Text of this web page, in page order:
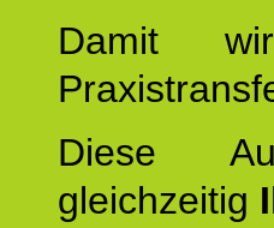
Damit
Diese
gleichzeitig